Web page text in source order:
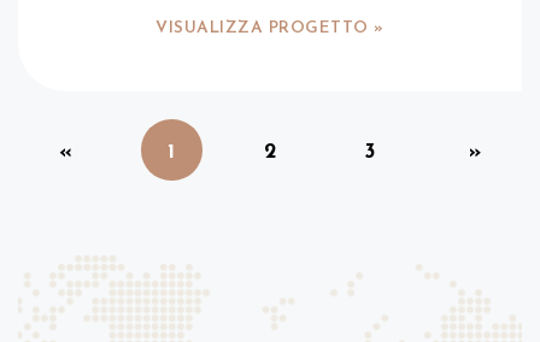
VISUALIZZA PROGETTO »
« 1 2 3 »